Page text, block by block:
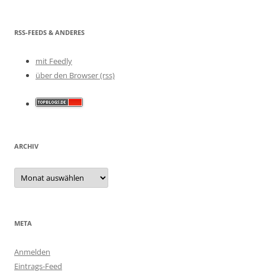
RSS-FEEDS & ANDERES
mit Feedly
über den Browser (rss)
ARCHIV
Archiv
META
Anmelden
Eintrags-Feed